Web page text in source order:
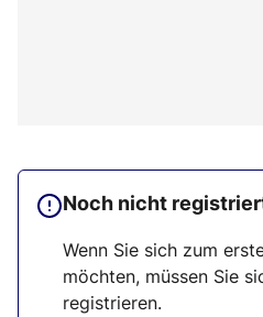
Noch nicht
Wenn Sie sich zum
möchten, müssen Sie
registrieren.